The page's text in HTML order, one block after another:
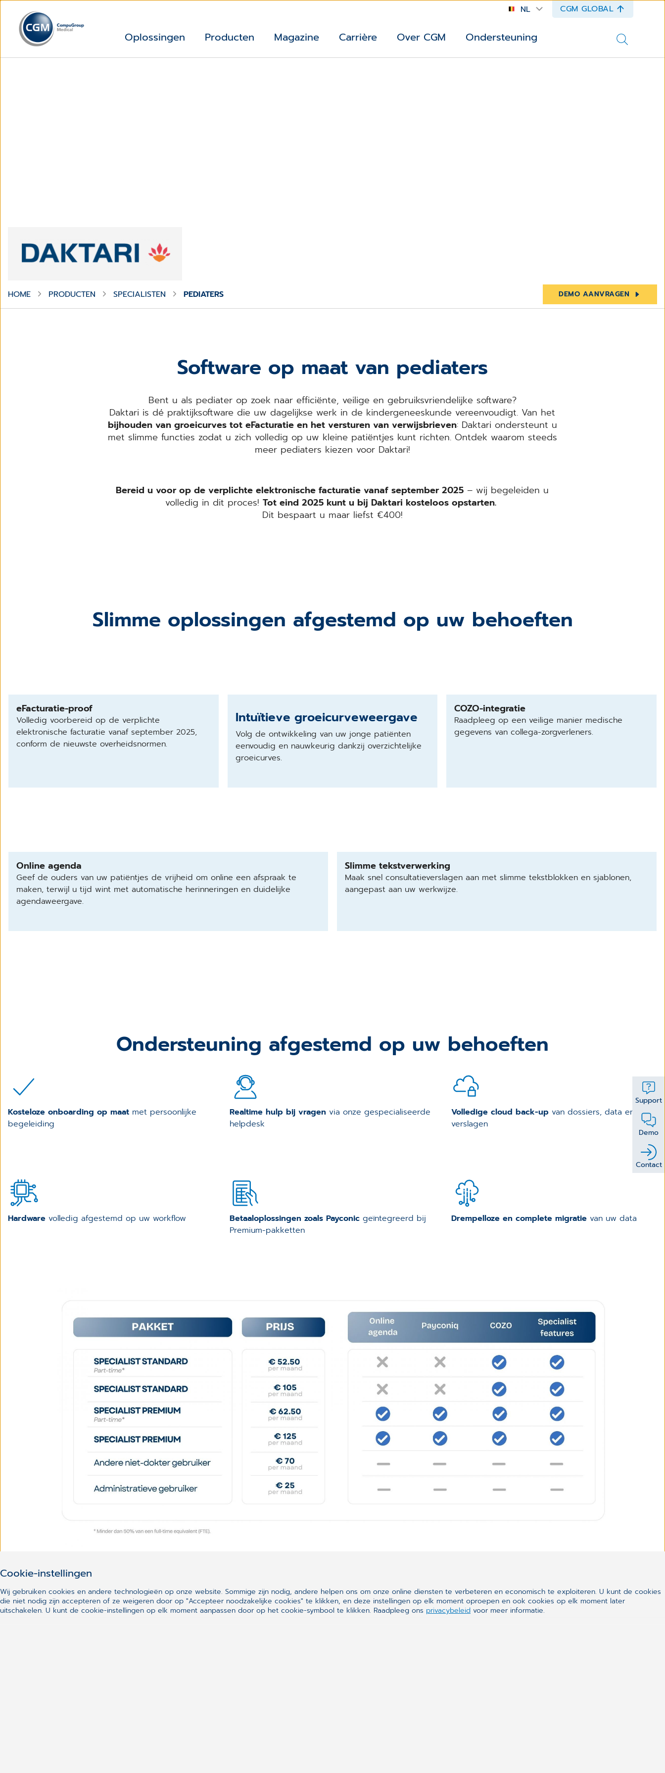
Support
Demo
Contact
NL CGM GLOBAL
Oplossingen Producten Magazine Carrière Over CGM Ondersteuning
HOME PRODUCTEN SPECIALISTEN PEDIATERS DEMO AANVRAGEN
Software op maat van pediaters
Bent u als pediater op zoek naar efficiënte, veilige en gebruiksvriendelijke software?
Daktari is dé praktijksoftware die uw dagelijkse werk in de kindergeneeskunde vereenvoudigt. Van het
bijhouden van groeicurves tot eFacturatie en het versturen van verwijsbrieven: Daktari ondersteunt u
met slimme functies zodat u zich volledig op uw kleine patiëntjes kunt richten. Ontdek waarom steeds
meer pediaters kiezen voor Daktari!
Bereid u voor op de verplichte elektronische facturatie vanaf september 2025 – wij begeleiden u
volledig in dit proces! Tot eind 2025 kunt u bij Daktari kosteloos opstarten.
Dit bespaart u maar liefst €400!
Slimme oplossingen afgestemd op uw behoeften
eFacturatie-proof
Volledig voorbereid op de verplichte
elektronische facturatie vanaf september 2025,
conform de nieuwste overheidsnormen.
Intuïtieve groeicurveweergave
Volg de ontwikkeling van uw jonge patiënten
eenvoudig en nauwkeurig dankzij overzichtelijke
groeicurves.
COZO-integratie
Raadpleeg op een veilige manier medische
gegevens van collega-zorgverleners.
Online agenda
Geef de ouders van uw patiëntjes de vrijheid om online een afspraak te
maken, terwijl u tijd wint met automatische herinneringen en duidelijke
agendaweergave.
Slimme tekstverwerking
Maak snel consultatieverslagen aan met slimme tekstblokken en sjablonen,
aangepast aan uw werkwijze.
Ondersteuning afgestemd op uw behoeften
Kosteloze onboarding op maat met persoonlijke
begeleiding
Realtime hulp bij vragen via onze gespecialiseerde
helpdesk
Volledige cloud back-up van dossiers, data en
verslagen
Hardware volledig afgestemd op uw workflow Betaaloplossingen zoals Payconic geïntegreerd bij
Premium-pakketten
Drempelloze en complete migratie van uw data
Cookie-instellingen
Wij gebruiken cookies en andere technologieën op onze website. Sommige zijn nodig, andere helpen ons om onze online diensten te verbeteren en economisch te exploiteren. U kunt de cookies
die niet nodig zijn accepteren of ze weigeren door op "Accepteer noodzakelijke cookies" te klikken, en deze instellingen op elk moment oproepen en ook cookies op elk moment later
uitschakelen. U kunt de cookie-instellingen op elk moment aanpassen door op het cookie-symbool te klikken. Raadpleeg ons privacybeleid voor meer informatie.